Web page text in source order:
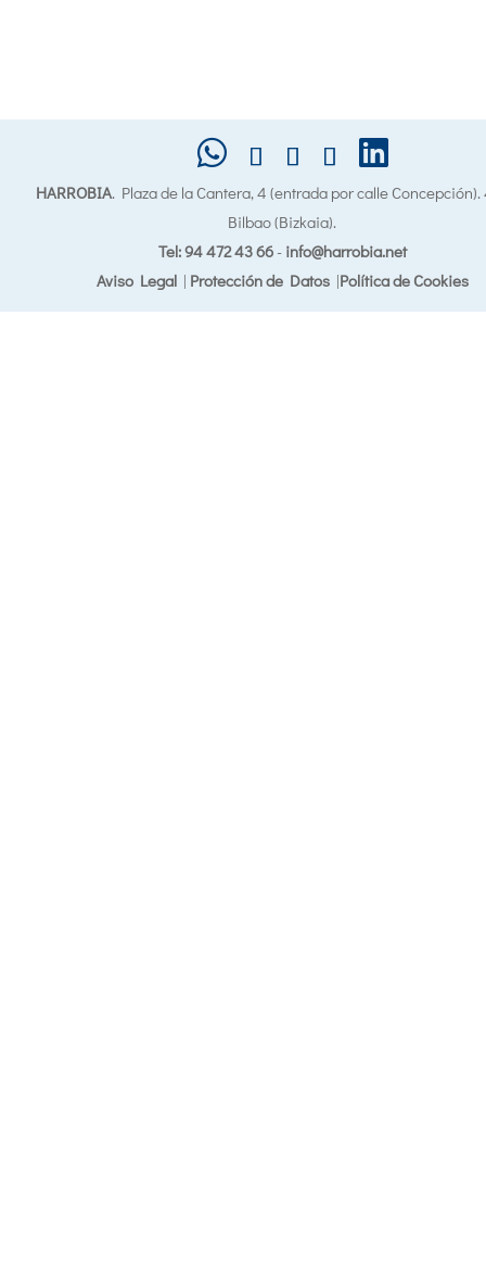
HARROBIA. Plaza de la Cantera, 4 (entrada por calle
Bilbao (Bizkaia).
Tel: 94 472 43 66- info@harrobia.net
Aviso Legal| Protección de Datos|Política de Cookies